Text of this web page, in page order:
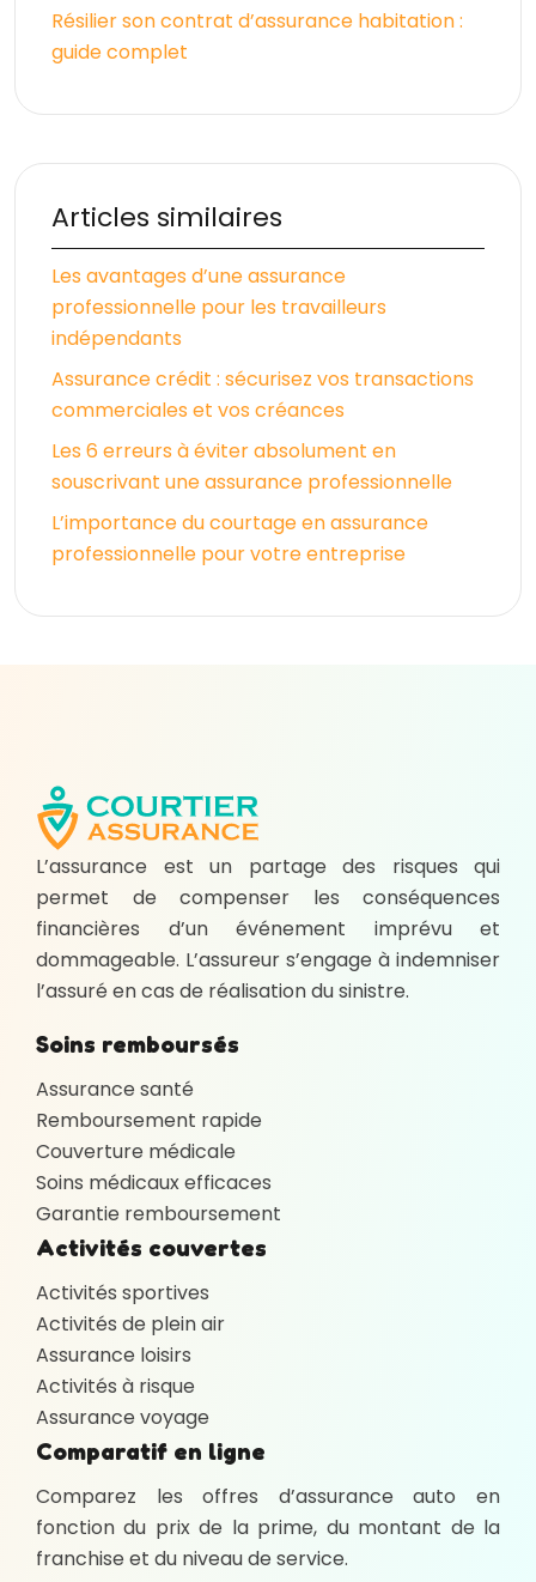
Résilier son contrat d’assurance habitation :
guide complet
Articles similaires
Les avantages d’une assurance
professionnelle pour les travailleurs
indépendants
Assurance crédit : sécurisez vos transactions
commerciales et vos créances
Les 6 erreurs à éviter absolument en
souscrivant une assurance professionnelle
L’importance du courtage en assurance
professionnelle pour votre entreprise
L’assurance est un partage des risques qui
permet de compenser les conséquences
financières d’un événement imprévu et
dommageable. L’assureur s’engage à indemniser
l’assuré en cas de réalisation du sinistre.
Soins remboursés
Assurance santé
Remboursement rapide
Couverture médicale
Soins médicaux efficaces
Garantie remboursement
Activités couvertes
Activités sportives
Activités de plein air
Assurance loisirs
Activités à risque
Assurance voyage
Comparatif en ligne
Comparez les offres d’assurance auto en
fonction du prix de la prime, du montant de la
franchise et du niveau de service.